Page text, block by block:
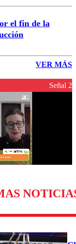
el fin de la
VER MÁS
Señal 2